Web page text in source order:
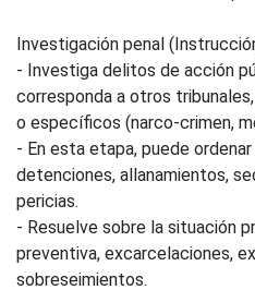
Investigación penal
- Investiga delitos de acción
corresponda a otros
o específicos (narco-crimen,
- En esta etapa, puede
detenciones, allanamientos,
pericias.
- Resuelve sobre la situación
preventiva, excarcelaciones,
sobreseimientos.